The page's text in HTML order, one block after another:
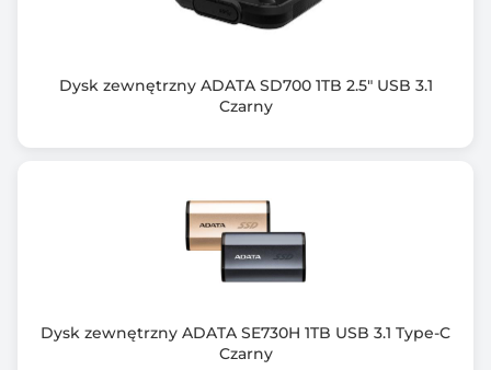
Dysk zewnętrzny ADATA SD700 1TB 2.5" USB 3.1
Czarny
Dysk zewnętrzny ADATA SE730H 1TB USB 3.1 Type-C
Czarny